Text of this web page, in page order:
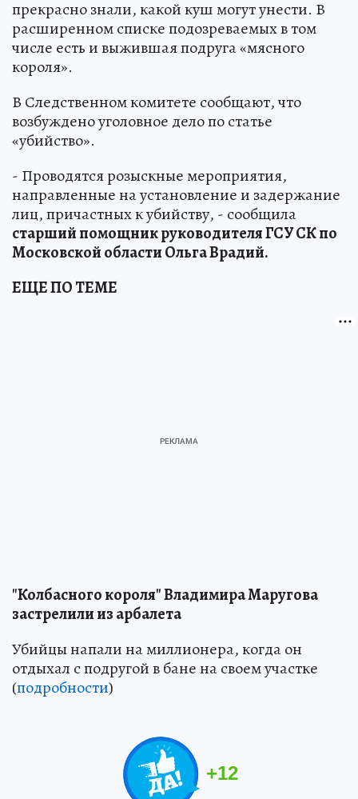
прекрасно знали, какой куш могут унести. В
расширенном списке подозреваемых в том
числе есть и выжившая подруга «мясного
короля».
В Следственном комитете сообщают, что
возбуждено уголовное дело по статье
«убийство».
- Проводятся розыскные мероприятия,
направленные на установление и задержание
лиц, причастных к убийству, - сообщила
старший помощник руководителя ГСУ СК по
Московской области Ольга Врадий.
ЕЩЕ ПО ТЕМЕ
"Колбасного короля" Владимира Маругова
застрелили из арбалета
Убийцы напали на миллионера, когда он
отдыхал с подругой в бане на своем участке
(подробности)
+12